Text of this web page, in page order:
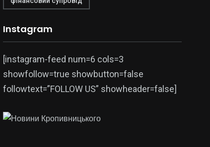
Instagram
[instagram-feed num=6 cols=3
showfollow=true showbutton=false
followtext=”FOLLOW US” showheader=false]